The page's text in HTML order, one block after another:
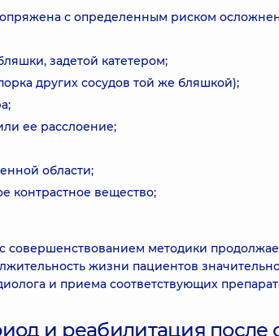
с определенным риском
задетой катетером;
других сосудов той же бляшкой);
ее расслоение;
области;
контрастное вещество;
методики
жизни пациентов
и приема соответствующих
и реабилитация после